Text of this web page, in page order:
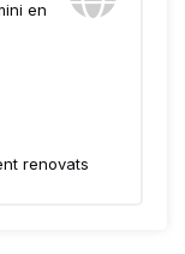
en
renovats